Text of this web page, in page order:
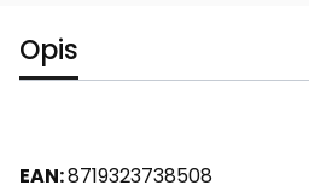
Opis
EAN:8719323738508